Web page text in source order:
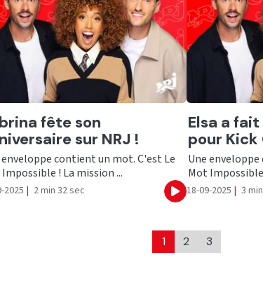
fête son
sur NRJ !
enveloppe contient un mot. C'est Le
! La mission ...
2025 | 2 min 32 sec Ecouter
Ecouter
Elsa a
pour Kick
Une
Mot
18-09-2025 | 3
1 2 3